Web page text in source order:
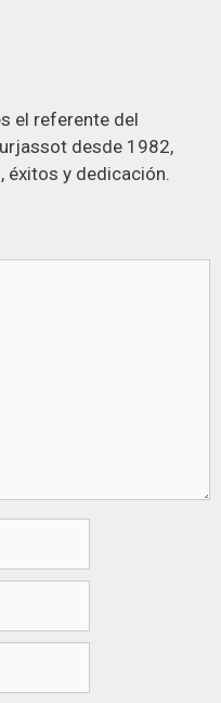
el referente del
desde 1982,
éxitos y dedicación.